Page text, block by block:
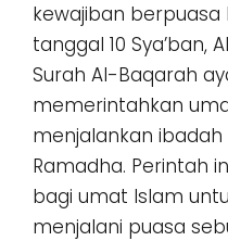
kewajiban berpuasa
tanggal 10 Sya’ban,
Surah Al-Baqarah
memerintahkan
menjalankan
Ramadha. Perintah
bagi umat Islam
menjalani puasa